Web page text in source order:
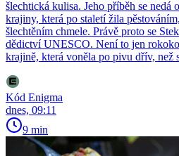
šlechtická kulisa. Jeho příběh se nedá
krajiny, která po staletí žila
šlechtěním chmele. Právě proto se
dědictví UNESCO. Není to jen
krajině, která voněla po pivu dřív, než
Kód Enigma
dnes, 09:11
9 min